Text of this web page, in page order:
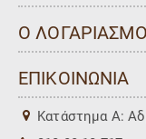
Ο
ΕΠΙΚΟΙΝΩΝΙΑ
Kατάστημα Α: